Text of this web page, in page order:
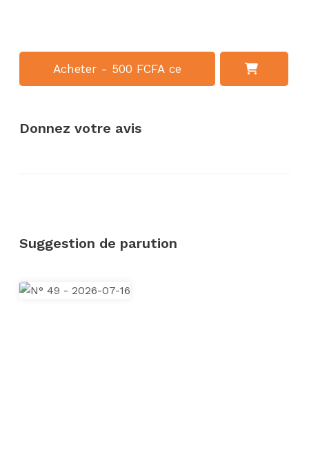
Acheter - 500 FCFA ce
Donnez votre avis
Suggestion de parution